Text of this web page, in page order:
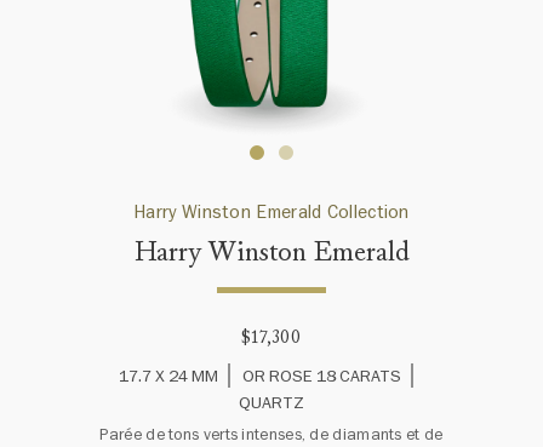
Harry Winston Emerald Collection
Harry Winston Emerald
$17,300
17.7 X 24 MM
OR ROSE 18 CARATS
QUARTZ
Parée de tons verts intenses, de diamants et de